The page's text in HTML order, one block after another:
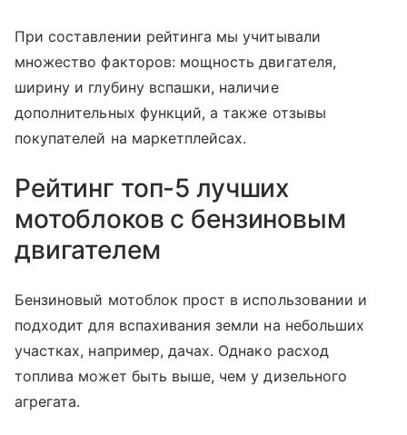
При составлении рейтинга мы учитывали
множество факторов: мощность двигателя,
ширину и глубину вспашки, наличие
дополнительных функций, а также отзывы
покупателей на маркетплейсах.
Рейтинг топ-5 лучших
мотоблоков с бензиновым
двигателем
Бензиновый мотоблок прост в использовании и
подходит для вспахивания земли на небольших
участках, например, дачах. Однако расход
топлива может быть выше, чем у дизельного
агрегата.